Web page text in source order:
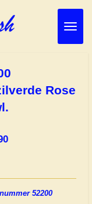
Rose
52200